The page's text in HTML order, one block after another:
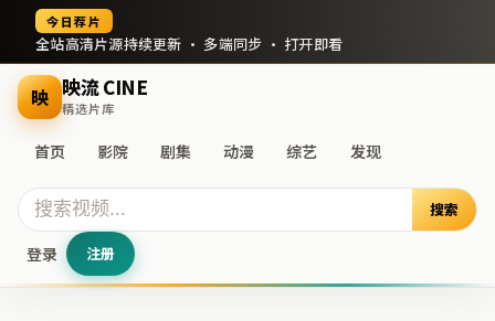
今日荐片
全站高清片源持续更新 · 多端同步 · 打开即看
映 映流 CINE
精选片库
首页 影院 剧集 动漫 综艺 发现
搜索
登录 注册